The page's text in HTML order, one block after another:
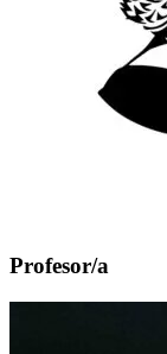
Profesor/a